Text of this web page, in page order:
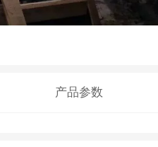
产品参数